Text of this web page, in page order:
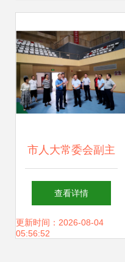
全面升级
市人大常委会副主
任李勇一行调研文
体旅产业工作 文化
查看详情
更新时间：2026-08-04
05:56:52